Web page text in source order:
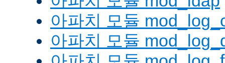
아파치 모듈
아파치 모듈